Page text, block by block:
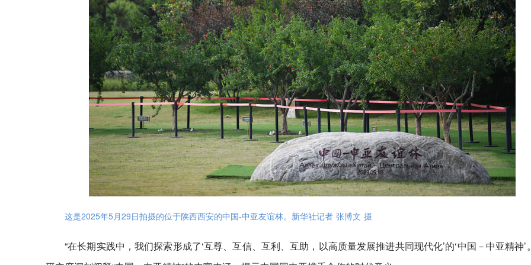
这是2025年5月29日拍摄的位于陕西西安的中国-中亚友谊林。新华社记者 张博文 摄
“在长期实践中，我们探索形成了‘互尊、互信、互利、互助，以高质量发展推进共同现代化’的‘中国－中亚精神’